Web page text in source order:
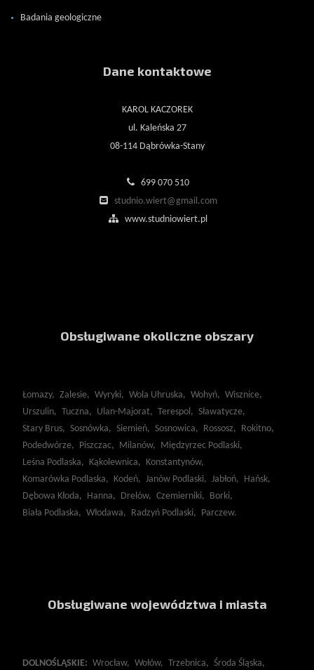
Badania geologiczne
Dane kontaktowe
KAROL KACZOREK
ul. Kaleńska 27
08-114 Dąbrówka-Stany
699 070 510
studnio.wiert@gmail.com
www.studniowiert.pl
Obsługiwane okoliczne obszary
Łomazy, Zalesie, Wyryki, Wola Uhruska, Wohyń, Wisznice,
Urszulin, Tuczna, Ulan-Majorat, Terespol, Sławatycze,
Stary Brus, Sosnówka, Siemień, Sosnowica, Rossosz, Rokitno,
Podedwórze, Piszczac, Milanów, Międzyrzec Podlaski,
Leśna Podlaska, Kąkolewnica, Konstantynów,
Komarówka Podlaska, Kodeń, Janów Podlaski, Jabłoń, Hańsk,
Dębowa Kłoda, Hanna, Drelów, Czemierniki, Borki,
Biała Podlaska, Włodawa, Radzyń Podlaski, Parczew.
Obsługiwane województwa i miasta
DOLNOŚLĄSKIE: Wrocław, Wołów, Trzebnica, Środa Śląska,